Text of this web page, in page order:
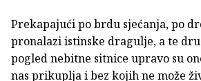
Prekapajući po brdu sjećanja, po
pronalazi istinske dragulje, a te
pogled nebitne sitnice upravo su
nas prikuplja i bez kojih ne može